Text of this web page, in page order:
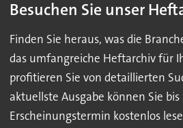
Besuchen Sie unser
Finden Sie heraus, was die
das umfangreiche Heftarchiv für
profitieren Sie von detaillierten
aktuellste Ausgabe können Sie bis
Erscheinungstermin kostenlos